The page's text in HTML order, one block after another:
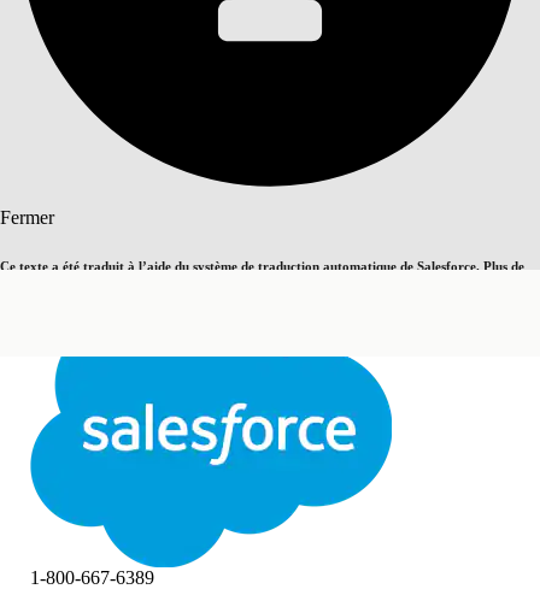
Fermer
Ce texte a été traduit à l’aide du système de traduction automatique de Salesforce. Plus de
Fermer
Table des matières
Rechercher
1-800-667-6389